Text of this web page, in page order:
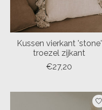
Kussen vierkant 'stone'
troezel zijkant
€27,20